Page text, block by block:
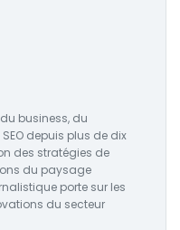
business, du
depuis plus de dix
des stratégies de
du paysage
porte sur les
du secteur